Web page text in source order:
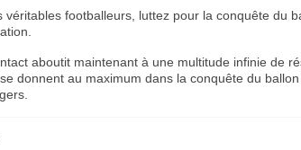
véritables footballeurs, luttez pour la conquête du
aboutit maintenant à une multitude infinie de
donnent au maximum dans la conquête du